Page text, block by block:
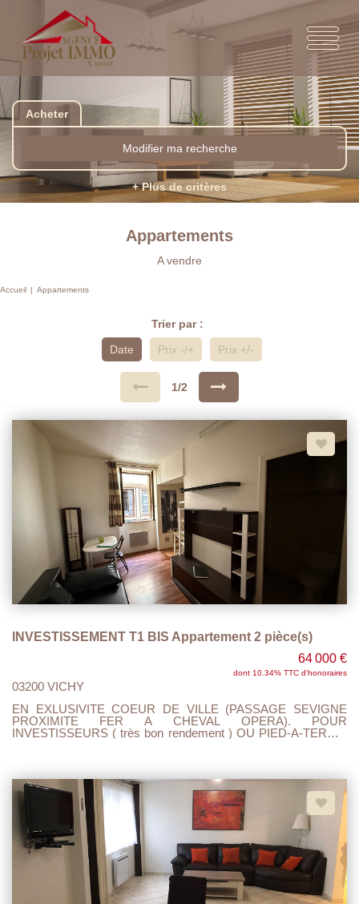
Acheter
Modifier ma recherche
+ Plus de critères
Appartements
A vendre
Accueil Appartements
Trier par :
Date
Prix -/+ Prix +/-
1/2
INVESTISSEMENT T1 BIS Appartement 2 pièce(s)
64 000 €
dont 10.34% TTC d'honoraires
03200 VICHY
EN EXLUSIVITE COEUR DE VILLE (PASSAGE SEVIGNE
PROXIMITE FER A CHEVAL OPERA). POUR
INVESTISSEURS ( très bon rendement ) OU PIED-A-TERRE.
TRAVAUX A PREVOIR. PEUT ETRE VENDU AVEC SON
MOBILIER. A VISITER ET FAIRE OFFRE.